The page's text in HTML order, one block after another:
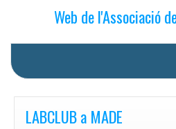
Web de l'Associació
LABCLUB a MADE